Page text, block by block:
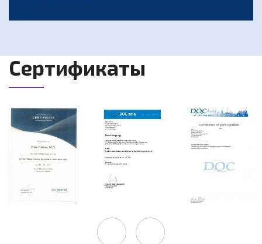
Сертификаты